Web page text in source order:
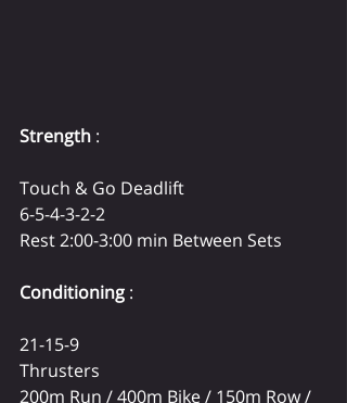
Strength :
Touch & Go Deadlift
6-5-4-3-2-2
Rest 2:00-3:00 min Between Sets
Conditioning :
21-15-9
Thrusters
200m Run / 400m Bike / 150m Row /